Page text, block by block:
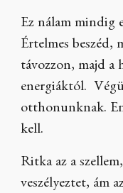
Ez nálam mindig
Értelmes
távozzon, majd a
energiáktól.
otthonunknak.
kell.
Ritka az a
veszélyeztet, ám